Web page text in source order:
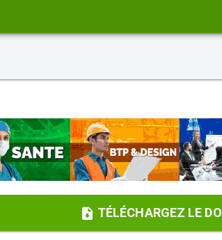
TÉLÉCHARGEZ LE